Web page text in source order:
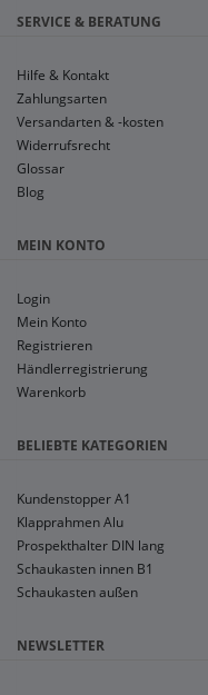
SERVICE & BERATUNG
Hilfe & Kontakt
Zahlungsarten
Versandarten & -kosten
Widerrufsrecht
Glossar
Blog
MEIN KONTO
Login
Mein Konto
Registrieren
Händlerregistrierung
Warenkorb
BELIEBTE KATEGORIEN
Kundenstopper A1
Klapprahmen Alu
Prospekthalter DIN lang
Schaukasten innen B1
Schaukasten außen
NEWSLETTER